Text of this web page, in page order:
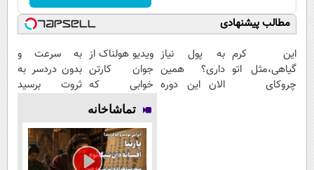
مطالب پیشنهادی
این کرم
گیاهی،مثل اتو
چروکای
به پول نیاز
داری؟ همین
الان این دوره
ویدیو هولناک از
جوان کارتن
خوابی که
میلیاردر شد.
آموزش رایگان
به سرعت و
بدون دردسر به
ثروت برسید
پولسازی)
تماشاخانه